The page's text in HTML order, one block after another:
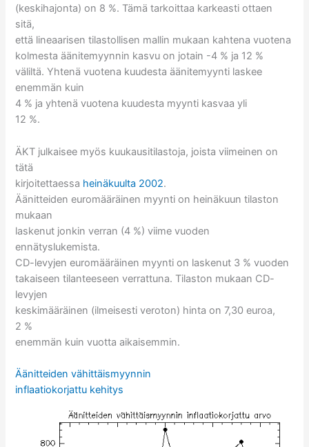
(keskihajonta) on 8 %. Tämä tarkoittaa karkeasti ottaen
sitä,
että lineaarisen tilastollisen mallin mukaan kahtena vuotena
kolmesta äänitemyynnin kasvu on jotain -4 % ja 12 %
väliltä. Yhtenä vuotena kuudesta äänitemyynti laskee
enemmän kuin
4 % ja yhtenä vuotena kuudesta myynti kasvaa yli
12 %.
ÄKT julkaisee myös kuukausitilastoja, joista viimeinen on
tätä
kirjoitettaessa heinäkuulta 2002.
Äänitteiden euromääräinen myynti on heinäkuun tilaston
mukaan
laskenut jonkin verran (4 %) viime vuoden
ennätyslukemista.
CD-levyjen euromääräinen myynti on laskenut 3 % vuoden
takaiseen tilanteeseen verrattuna. Tilaston mukaan CD-
levyjen
keskimääräinen (ilmeisesti veroton) hinta on 7,30 euroa,
2 %
enemmän kuin vuotta aikaisemmin.
Äänitteiden vähittäismyynnin
inflaatiokorjattu kehitys